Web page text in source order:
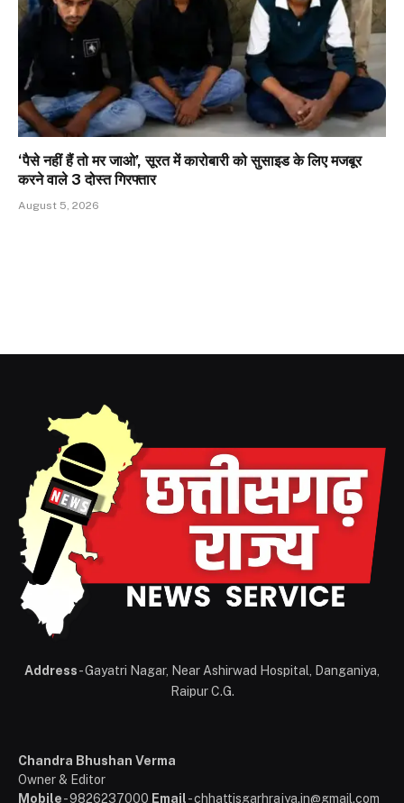
‘पैसे नहीं हैं तो मर जाओ’, सूरत में कारोबारी को सुसाइड के लिए मजबूर
करने वाले 3 दोस्त गिरफ्तार
August 5, 2026
Address- Gayatri Nagar, Near Ashirwad Hospital, Danganiya,
Raipur C.G.
Chandra Bhushan Verma
Owner & Editor
Mobile- 9826237000 Email- chhattisgarhrajya.in@gmail.com